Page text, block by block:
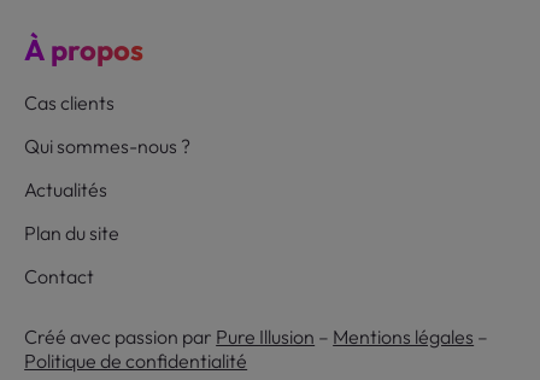
À propos
Cas clients
Qui sommes-nous ?
Actualités
Plan du site
Contact
Créé avec passion par Pure Illusion – Mentions légales –
Politique de confidentialité